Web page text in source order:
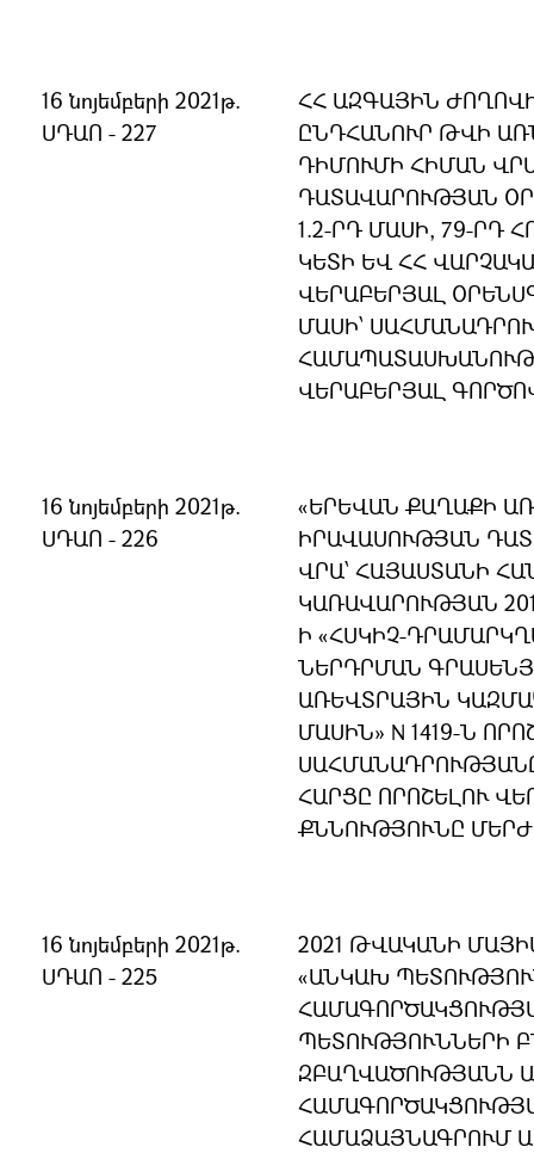
16 նոյեմբերի 2021թ.
ՍԴԱՈ - 227
ՀՀ ԱԶԳԱՅԻՆ
ԸՆԴՀԱՆՈՒՐ ԹՎԻ
ԴԻՄՈՒՄԻ ՀԻՄԱՆ
ԴԱՏԱՎԱՐՈՒԹՅԱՆ
1.2-ՐԴ ՄԱՍԻ, 79-ՐԴ
ԿԵՏԻ ԵՎ ՀՀ
ՎԵՐԱԲԵՐՅԱԼ
ՄԱՍԻ՝
ՎԵՐԱԲԵՐՅԱԼ
16 նոյեմբերի 2021թ.
ՍԴԱՈ - 226
«ԵՐԵՎԱՆ ՔԱՂԱՔԻ
ԻՐԱՎԱՍՈՒԹՅԱՆ
ՎՐԱ՝ ՀԱՅԱՍՏԱՆԻ
ԿԱՌԱՎԱՐՈՒԹՅԱՆ
Ի «ՀՍԿԻՉ-
ՆԵՐԴՐՄԱՆ
ԱՌԵՎՏՐԱՅԻՆ
ՄԱՍԻՆ» N 1419-Ն
ՀԱՐՑԸ ՈՐՈՇԵԼՈՒ
ՔՆՆՈՒԹՅՈՒՆԸ
16 նոյեմբերի 2021թ.
ՍԴԱՈ - 225
2021 ԹՎԱԿԱՆԻ
«ԱՆԿԱԽ
ՊԵՏՈՒԹՅՈՒՆՆԵՐԻ
ԶԲԱՂՎԱԾՈՒԹՅԱՆՆ
ՀԱՄԱՁԱՅՆԱԳՐՈՒՄ